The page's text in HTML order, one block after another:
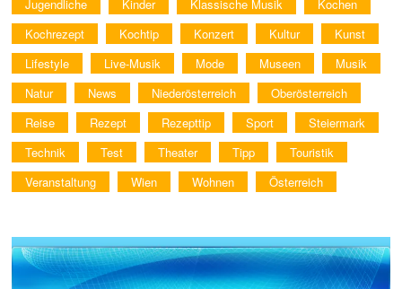
Jugendliche
Kinder Klassische Musik
Kochen
Kochrezept
Kochtip Konzert Kultur
Kunst
Lifestyle
Live-Musik Mode Museen
Musik
Natur
News Niederösterreich
Oberösterreich
Reise
Rezept Rezepttip Sport
Steiermark
Technik
Test Theater Tipp
Touristik
Veranstaltung
Wien Wohnen Österreich